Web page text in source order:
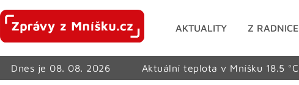
AKTUALITY Z RADNICE
Dnes je 08. 08. 2026 Aktuální teplota v Mníšku 18.5 °C